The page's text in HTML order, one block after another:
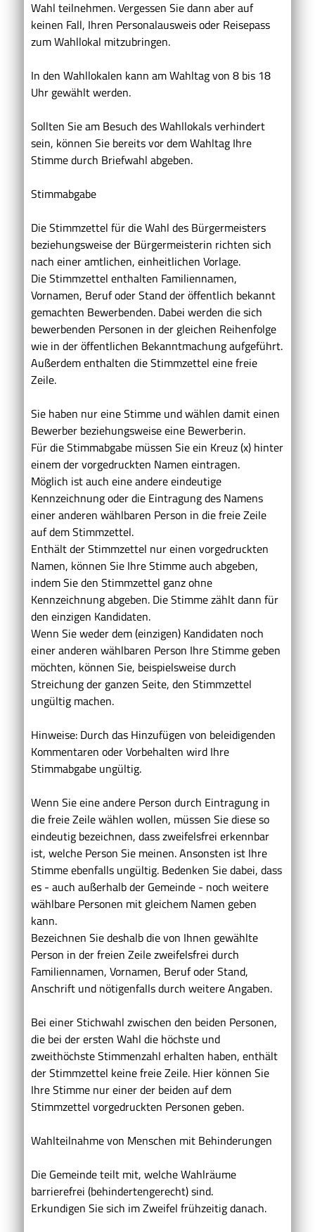
Wahl teilnehmen. Vergessen Sie dann aber auf
keinen Fall, Ihren Personalausweis oder Reisepass
zum Wahllokal mitzubringen.
In den Wahllokalen kann am Wahltag von 8 bis 18
Uhr gewählt werden.
Sollten Sie am Besuch des Wahllokals verhindert
sein, können Sie bereits vor dem Wahltag Ihre
Stimme durch Briefwahl abgeben.
Stimmabgabe
Die Stimmzettel für die Wahl des Bürgermeisters
beziehungsweise der Bürgermeisterin richten sich
nach einer amtlichen, einheitlichen Vorlage.
Die Stimmzettel enthalten Familiennamen,
Vornamen, Beruf oder Stand der öffentlich bekannt
gemachten Bewerbenden. Dabei werden die sich
bewerbenden Personen in der gleichen Reihenfolge
wie in der öffentlichen Bekanntmachung aufgeführt.
Außerdem enthalten die Stimmzettel eine freie
Zeile.
Sie haben nur eine Stimme und wählen damit einen
Bewerber beziehungsweise eine Bewerberin.
Für die Stimmabgabe müssen Sie ein Kreuz (x) hinter
einem der vorgedruckten Namen eintragen.
Möglich ist auch eine andere eindeutige
Kennzeichnung oder die Eintragung des Namens
einer anderen wählbaren Person in die freie Zeile
auf dem Stimmzettel.
Enthält der Stimmzettel nur einen vorgedruckten
Namen, können Sie Ihre Stimme auch abgeben,
indem Sie den Stimmzettel ganz ohne
Kennzeichnung abgeben. Die Stimme zählt dann für
den einzigen Kandidaten.
Wenn Sie weder dem (einzigen) Kandidaten noch
einer anderen wählbaren Person Ihre Stimme geben
möchten, können Sie, beispielsweise durch
Streichung der ganzen Seite, den Stimmzettel
ungültig machen.
Hinweise: Durch das Hinzufügen von beleidigenden
Kommentaren oder Vorbehalten wird Ihre
Stimmabgabe ungültig.
Wenn Sie eine andere Person durch Eintragung in
die freie Zeile wählen wollen, müssen Sie diese so
eindeutig bezeichnen, dass zweifelsfrei erkennbar
ist, welche Person Sie meinen. Ansonsten ist Ihre
Stimme ebenfalls ungültig. Bedenken Sie dabei, dass
es - auch außerhalb der Gemeinde - noch weitere
wählbare Personen mit gleichem Namen geben
kann.
Bezeichnen Sie deshalb die von Ihnen gewählte
Person in der freien Zeile zweifelsfrei durch
Familiennamen, Vornamen, Beruf oder Stand,
Anschrift und nötigenfalls durch weitere Angaben.
Bei einer Stichwahl zwischen den beiden Personen,
die bei der ersten Wahl die höchste und
zweithöchste Stimmenzahl erhalten haben, enthält
der Stimmzettel keine freie Zeile. Hier können Sie
Ihre Stimme nur einer der beiden auf dem
Stimmzettel vorgedruckten Personen geben.
Wahlteilnahme von Menschen mit Behinderungen
Die Gemeinde teilt mit, welche Wahlräume
barrierefrei (behindertengerecht) sind.
Erkundigen Sie sich im Zweifel frühzeitig danach.